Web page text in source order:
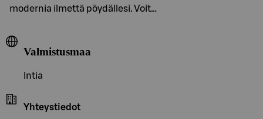
modernia ilmettä pöydällesi. Voit…
Valmistusmaa
Intia
Yhteystiedot